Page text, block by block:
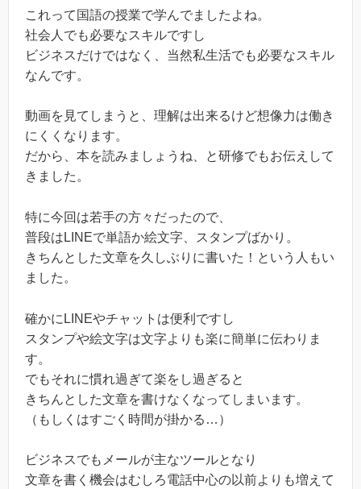
これって国語の授業で学んでましたよね。
社会人でも必要なスキルですし
ビジネスだけではなく、当然私生活でも必要なスキル
なんです。
動画を見てしまうと、理解は出来るけど想像力は働き
にくくなります。
だから、本を読みましょうね、と研修でもお伝えして
きました。
特に今回は若手の方々だったので、
普段はLINEで単語か絵文字、スタンプばかり。
きちんとした文章を久しぶりに書いた！という人もい
ました。
確かにLINEやチャットは便利ですし
スタンプや絵文字は文字よりも楽に簡単に伝わりま
す。
でもそれに慣れ過ぎて楽をし過ぎると
きちんとした文章を書けなくなってしまいます。
（もしくはすごく時間が掛かる…）
ビジネスでもメールが主なツールとなり
文章を書く機会はむしろ電話中心の以前よりも増えて